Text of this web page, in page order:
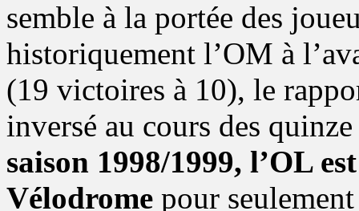
semble à la portée des
historiquement l’OM à
(19 victoires à 10), le
inversé au cours des
saison 1998/1999, l’OL
Vélodrome pour